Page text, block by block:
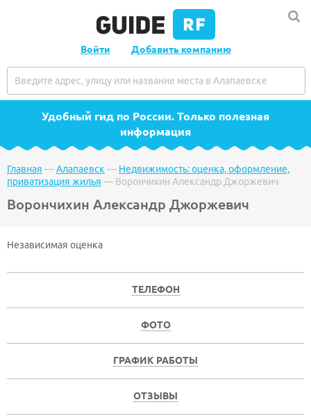
Войти Добавить компанию
Удобный гид по России. Только полезная
информация
Главная —Алапаевск — Недвижимость: оценка, оформление,
приватизация жилья — Ворончихин Александр Джоржевич
Ворончихин Александр Джоржевич
Независимая оценка
ТЕЛЕФОН
ФОТО
ГРАФИК РАБОТЫ
ОТЗЫВЫ